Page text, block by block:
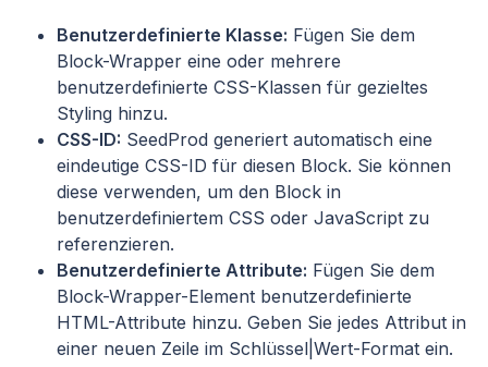
Benutzerdefinierte Klasse: Fügen Sie dem
Block-Wrapper eine oder mehrere
benutzerdefinierte CSS-Klassen für gezieltes
Styling hinzu.
CSS-ID: SeedProd generiert automatisch eine
eindeutige CSS-ID für diesen Block. Sie können
diese verwenden, um den Block in
benutzerdefiniertem CSS oder JavaScript zu
referenzieren.
Benutzerdefinierte Attribute: Fügen Sie dem
Block-Wrapper-Element benutzerdefinierte
HTML-Attribute hinzu. Geben Sie jedes Attribut in
einer neuen Zeile im Schlüssel|Wert-Format ein.